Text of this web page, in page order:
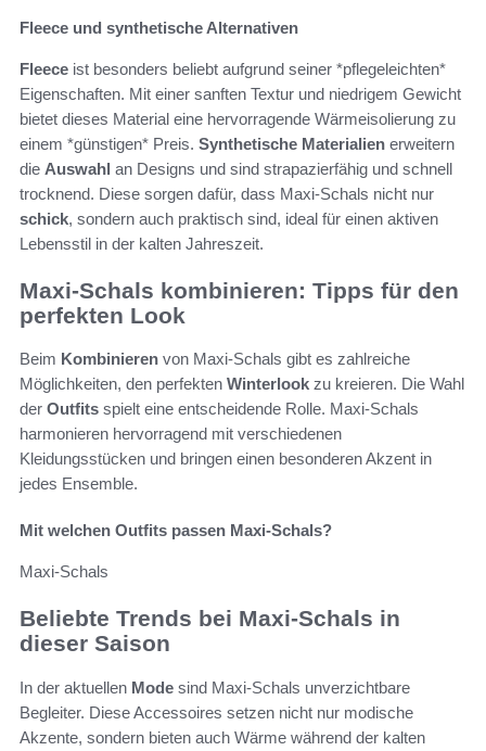
Fleece und synthetische Alternativen
Fleece ist besonders beliebt aufgrund seiner *pflegeleichten*
Eigenschaften. Mit einer sanften Textur und niedrigem Gewicht
bietet dieses Material eine hervorragende Wärmeisolierung zu
einem *günstigen* Preis. Synthetische Materialien erweitern
die Auswahl an Designs und sind strapazierfähig und schnell
trocknend. Diese sorgen dafür, dass Maxi-Schals nicht nur
schick, sondern auch praktisch sind, ideal für einen aktiven
Lebensstil in der kalten Jahreszeit.
Maxi-Schals kombinieren: Tipps für den
perfekten Look
Beim Kombinieren von Maxi-Schals gibt es zahlreiche
Möglichkeiten, den perfekten Winterlook zu kreieren. Die Wahl
der Outfits spielt eine entscheidende Rolle. Maxi-Schals
harmonieren hervorragend mit verschiedenen
Kleidungsstücken und bringen einen besonderen Akzent in
jedes Ensemble.
Mit welchen Outfits passen Maxi-Schals?
Maxi-Schals
Beliebte Trends bei Maxi-Schals in
dieser Saison
In der aktuellen Mode sind Maxi-Schals unverzichtbare
Begleiter. Diese Accessoires setzen nicht nur modische
Akzente, sondern bieten auch Wärme während der kalten